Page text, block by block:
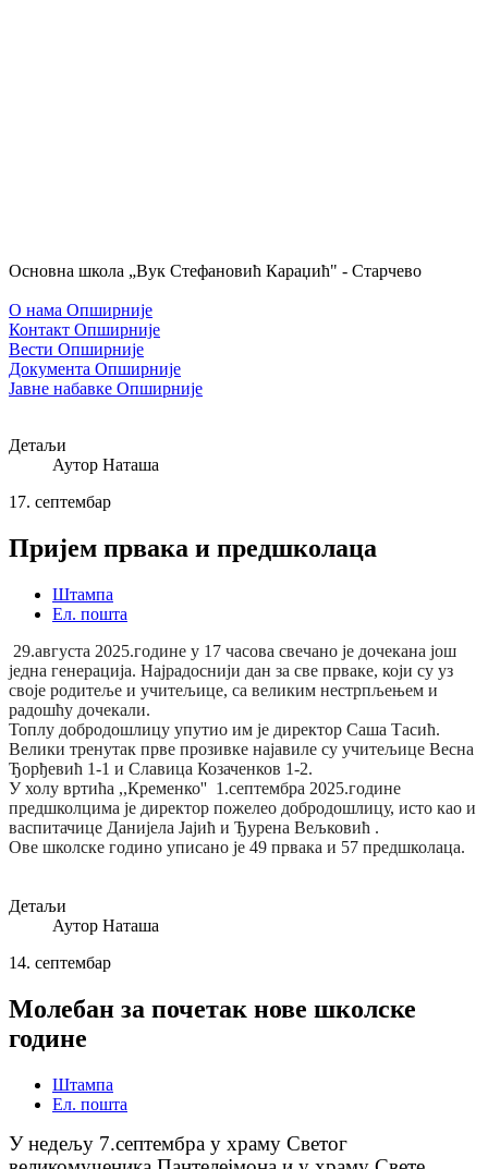
Основна школа „Вук Стефановић Караџић" - Старчево
О нама Опширније
Контакт Опширније
Вести Опширније
Документа Опширније
Јавне набавке Опширније
Детаљи
Аутор Наташа
17. септембар
Пријем првака и предшколаца
Штампа
Ел. пошта
29.августа 2025.године у 17 часова свечано је дочекана још
једна генерација. Најрадоснији дан за све прваке, који су уз
своје родитеље и учитељице, са великим нестрпљењем и
радошћу дочекали.
Топлу добродошлицу упутио им је директор Саша Тасић.
Велики тренутак прве прозивке најавиле су учитељице Весна
Ђорђевић 1-1 и Славица Козаченков 1-2.
У холу вртића ,,Кременко'' 1.септембра 2025.године
предшколцима је директор пожелео добродошлицу, исто као и
васпитачице Данијела Јајић и Ђурена Вељковић .
Ове школске годино уписано је 49 првака и 57 предшколаца.
Детаљи
Аутор Наташа
14. септембар
Молебан за почетак нове школске
године
Штампа
Ел. пошта
У недељу 7.септембра у храму Светог